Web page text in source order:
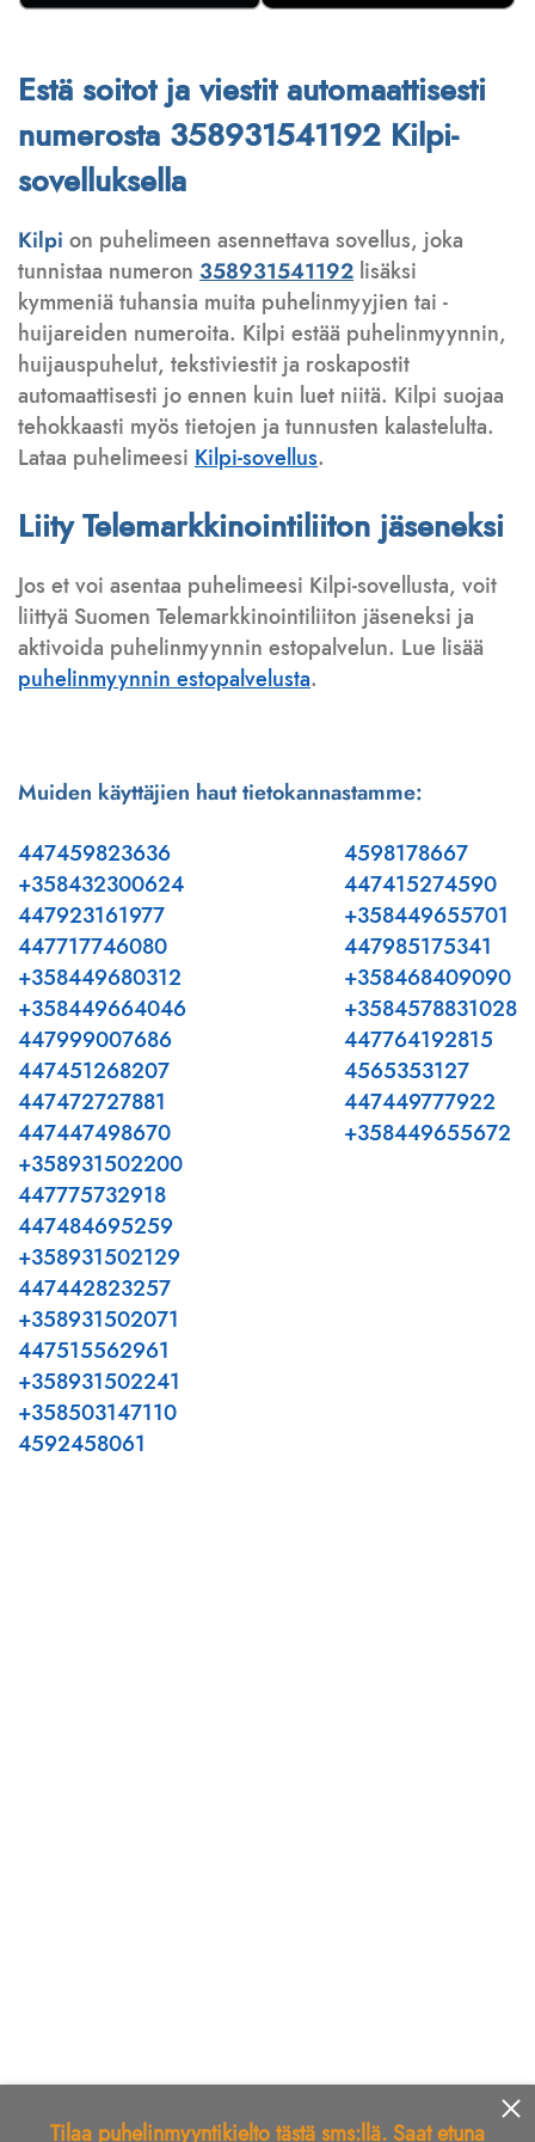
Estä soitot ja viestit automaattisesti
numerosta 358931541192 Kilpi-
sovelluksella
Kilpi on puhelimeen asennettava sovellus, joka
tunnistaa numeron 358931541192 lisäksi
kymmeniä tuhansia muita puhelinmyyjien tai -
huijareiden numeroita. Kilpi estää puhelinmyynnin,
huijauspuhelut, tekstiviestit ja roskapostit
automaattisesti jo ennen kuin luet niitä. Kilpi suojaa
tehokkaasti myös tietojen ja tunnusten kalastelulta.
Lataa puhelimeesi Kilpi-sovellus.
Liity Telemarkkinointiliiton jäseneksi
Jos et voi asentaa puhelimeesi Kilpi-sovellusta, voit
liittyä Suomen Telemarkkinointiliiton jäseneksi ja
aktivoida puhelinmyynnin estopalvelun. Lue lisää
puhelinmyynnin estopalvelusta.
Muiden käyttäjien haut tietokannastamme:
447459823636
+358432300624
447923161977
447717746080
+358449680312
+358449664046
447999007686
447451268207
447472727881
447447498670
4598178667
447415274590
+358449655701
447985175341
+358468409090
+3584578831028
447764192815
4565353127
447449777922
+358449655672
+358931502200
447775732918
447484695259
+358931502129
447442823257
+358931502071
447515562961
+358931502241
+358503147110
4592458061
Tilaa puhelinmyyntikielto tästä sms:llä. Saat etuna